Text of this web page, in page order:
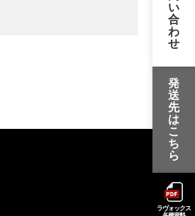
い
合
わ
せ
発
送
先
は
こ
ち
ら
ラヴォックス
各種資料